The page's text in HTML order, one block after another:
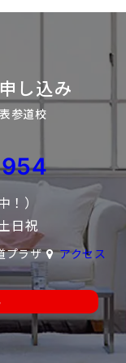
し込み
参道校
）
日祝
プラザ アクセス